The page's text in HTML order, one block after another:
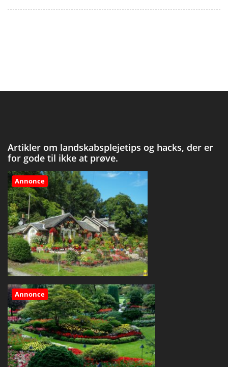
Artikler om landskabsplejetips og hacks, der er
for gode til ikke at prøve.
Annonce
Annonce